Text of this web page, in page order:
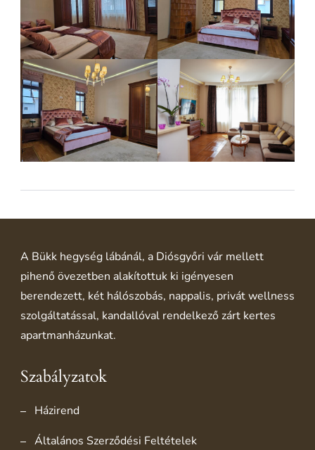
A Bükk hegység lábánál, a Diósgyőri vár mellett
pihenő övezetben alakítottuk ki igényesen
berendezett, két hálószobás, nappalis, privát wellness
szolgáltatással, kandallóval rendelkező zárt kertes
apartmanházunkat.
Szabályzatok
Házirend
Általános Szerződési Feltételek